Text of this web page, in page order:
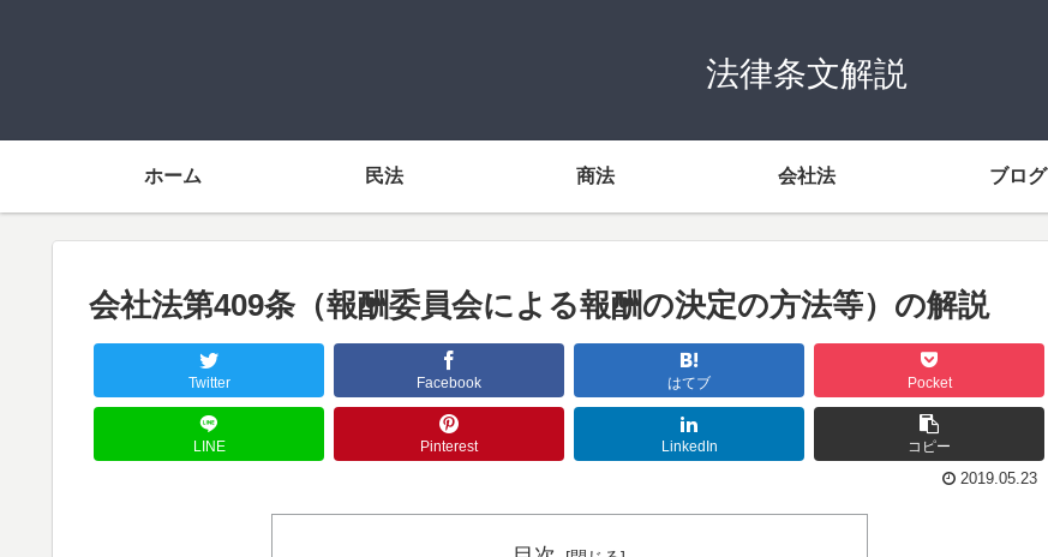
法律条文解説
ホーム 民法 商法 会社法 ブログ
会社法第409条（報酬委員会による報酬の決定の方法等）の解説
Twitter Facebook はてブ Pocket
LINE Pinterest LinkedIn
コピー
2019.05.23